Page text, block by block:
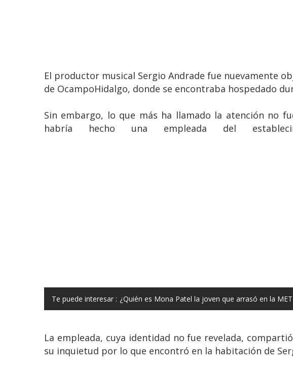
El productor musical Sergio Andrade fue nuevamente
de OcampoHidalgo, donde se encontraba hospedado
Sin embargo, lo que más ha llamado la atención no
habría hecho una empleada del
Te puede interesar : ¿Quién es Mona Patel la joven que arrasó en la
La empleada, cuya identidad no fue revelada,
su inquietud por lo que encontró en la habitación de